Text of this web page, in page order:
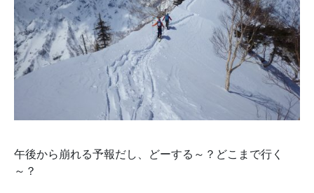
午後から崩れる予報だし、どーする～？どこまで行く
～？